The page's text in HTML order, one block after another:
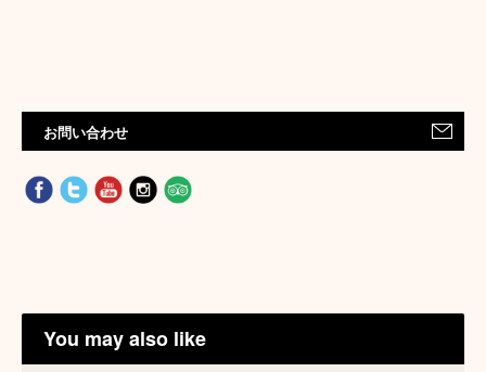
お問い合わせ
You may also like